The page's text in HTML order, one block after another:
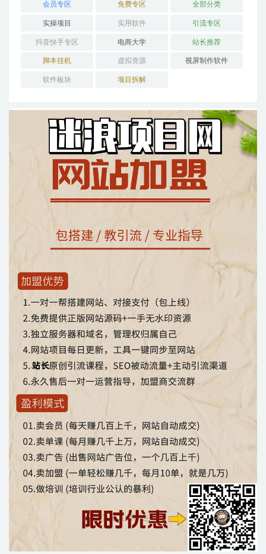
会员专区 免费专区 全部分类
实操项目 实用软件 引流专区
抖音快手专区 电商大学 站长推荐
脚本挂机 虚拟资源 视屏制作软件
软件板块 项目拆解